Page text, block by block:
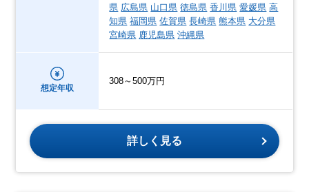
県 広島県 山口県 徳島県 香川県 愛媛県 高
知県 福岡県 佐賀県 長崎県 熊本県 大分県
宮崎県 鹿児島県 沖縄県
想定年収
308～500万円
詳しく見る